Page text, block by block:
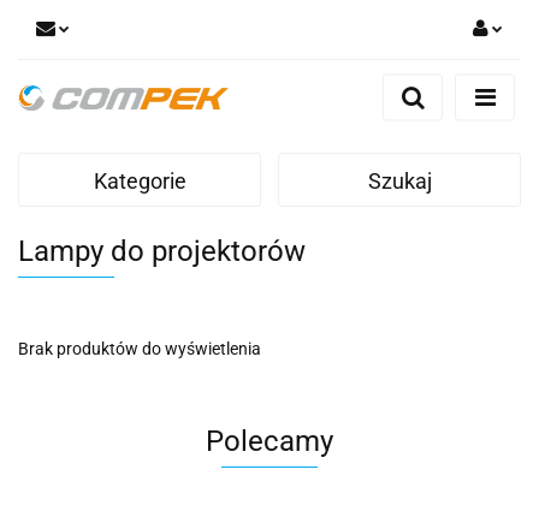
Zaloguj się
Zgody cookies
Kategorie Szukaj
Lampy do projektorów
Brak produktów do wyświetlenia
Polecamy